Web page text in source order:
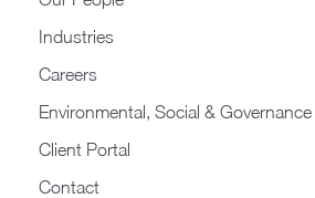
Industries
Careers
Environmental, Social & Governance
Client Portal
Contact